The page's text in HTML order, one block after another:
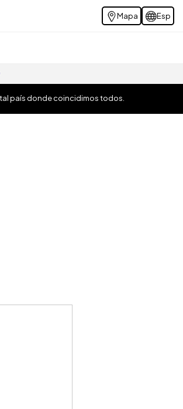
Mapa Esp
país donde coincidimos todos.